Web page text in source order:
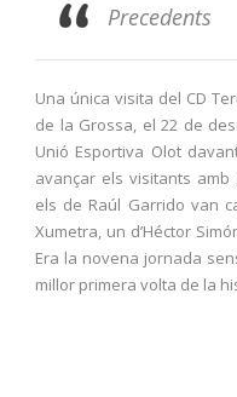
Precedents
Una única visita del CD
de la Grossa, el 22 de
Unió Esportiva Olot
avançar els visitants
els de Raúl Garrido van
Xumetra, un d’Héctor
Era la novena jornada
millor primera volta de la